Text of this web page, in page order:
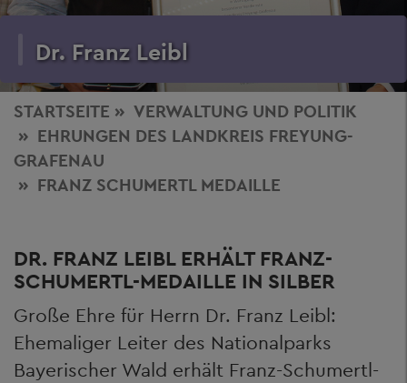
Dr. Franz Leibl
STARTSEITE VERWALTUNG UND POLITIK
EHRUNGEN DES LANDKREIS FREYUNG-
GRAFENAU
FRANZ SCHUMERTL MEDAILLE
DR. FRANZ LEIBL ERHÄLT FRANZ-
SCHUMERTL-MEDAILLE IN SILBER
Große Ehre für Herrn Dr. Franz Leibl:
Ehemaliger Leiter des Nationalparks
Bayerischer Wald erhält Franz-Schumertl-